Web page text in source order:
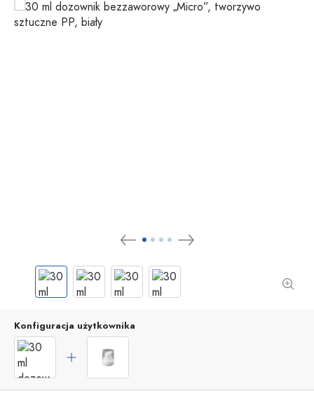
Konfiguracja użytkownika